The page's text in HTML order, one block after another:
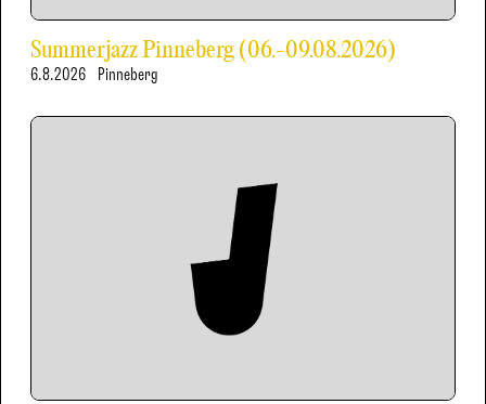
Summerjazz Pinneberg (06.-09.08.2026)
6.8.2026 Pinneberg